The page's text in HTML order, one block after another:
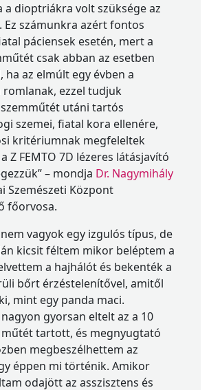
a dioptriákra volt szüksége az
Ez számunkra azért fontos
páciensek esetén, mert a
csak abban az esetben
ha az elmúlt egy évben a
romlanak, ezzel tudjuk
utáni tartós
szemei, fiatal kora ellenére,
kritériumnak megfeleltek
Z FEMTO 7D lézeres látásjavító
– mondja Dr. Nagymihály
Szemészeti Központ
főorvosa.
vagyok egy izgulós típus, de
kicsit féltem mikor beléptem a
a hajhálót és bekenték a
bőrt érzéstelenítővel, amitől
mint egy panda maci.
gyorsan eltelt az a 10
műtét tartott, és megnyugtató
megbeszélhettem az
éppen mi történik. Amikor
odajött az asszisztens és